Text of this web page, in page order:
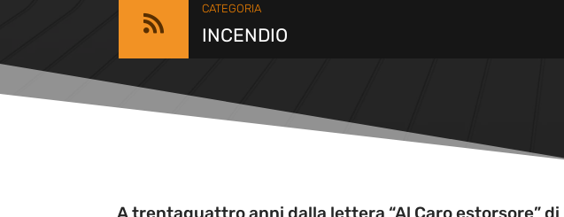

CATEGORIA
INCENDIO
A trentaquattro anni dalla lettera “Al Caro estorsore” di